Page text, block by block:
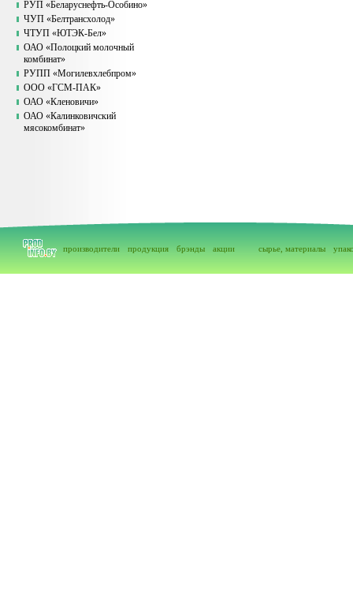
РУП «Беларуснефть-Особино»
ЧУП «Белтрансхолод»
ЧТУП «ЮТЭК-Бел»
ОАО «Полоцкий молочный
комбинат»
РУПП «Могилевхлебпром»
ООО «ГСМ-ПАК»
ОАО «Кленовичи»
ОАО «Калинковичский
мясокомбинат»
производители продукция брэнды акции сырье, материалы